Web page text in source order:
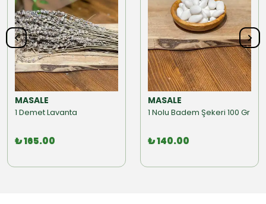
MASALE
1 Demet Lavanta
₺ 165.00
MASALE
1 Nolu Badem Şekeri 100 Gr
₺ 140.00